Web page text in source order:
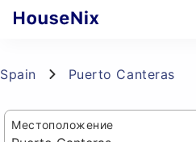
Spain Puerto Canteras
Местоположение